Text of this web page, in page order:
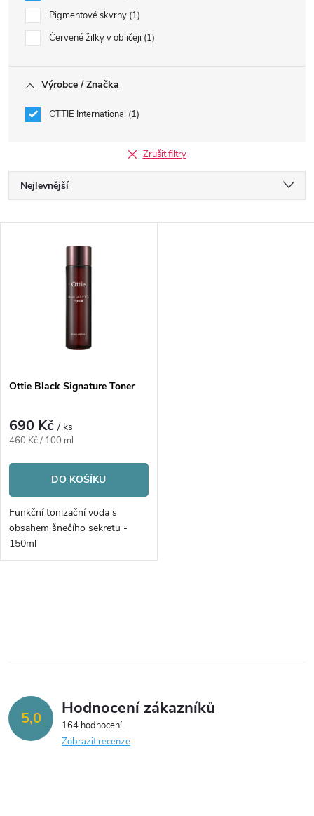
Pigmentové skvrny 1
Červené žilky v obličeji 1
Výrobce / Značka
OTTIE International 1
Zrušit filtry
Ř
a
p
r
o
d
u
k
Nejlevnější
s
p
r
o
d
u
ů
Ottie Black Signature Toner
690 Kč/ ks
Měrná
460 Kč / 100 ml
DO KOŠÍKU
Funkční tonizační voda s
obsahem šnečího sekretu -
150ml
l
d
a
5,0 Hodnocení zákazníků
164 hodnocení
Zobrazit recenze